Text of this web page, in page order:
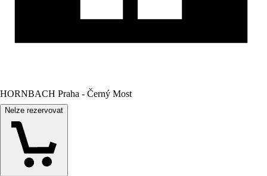
HORNBACH Praha - Černý Most
Nelze rezervovat